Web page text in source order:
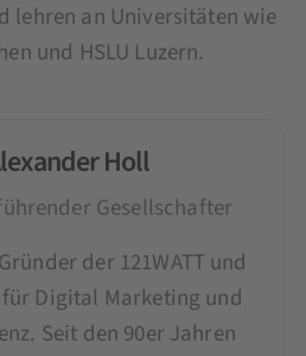
lehren an Universitäten wie
und HSLU Luzern.
Holl
Gesellschafter
der 121WATT und
Digital Marketing und
Seit den 90er Jahren